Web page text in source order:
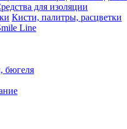
для изоляции
Кисти, палитры, расцветки
Line
бюгеля